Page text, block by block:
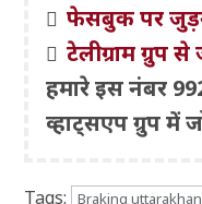
फेसबुक पर
टेलीग्राम
हमारे इस नंबर
व्हाट्सएप ग्रुप में
Tags: Braking